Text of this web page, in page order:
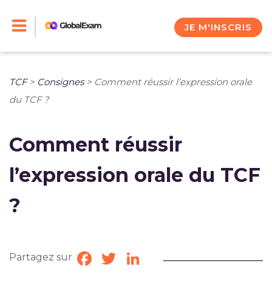
JE M'INSCRIS
TCF> Consignes> Comment réussir l’expression orale
du TCF ?
Comment réussir
l’expression orale du TCF
?
Partagez sur Facebook
TwitterLinkedIn